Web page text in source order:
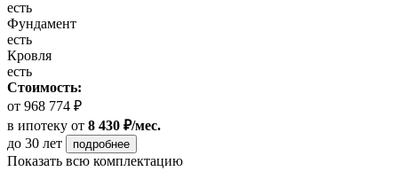
есть
Фундамент
есть
Кровля
есть
Стоимость:
от 968 774 ₽
в ипотеку от 8 430 ₽/мес.
до 30 лет
подробнее
Показать всю комплектацию